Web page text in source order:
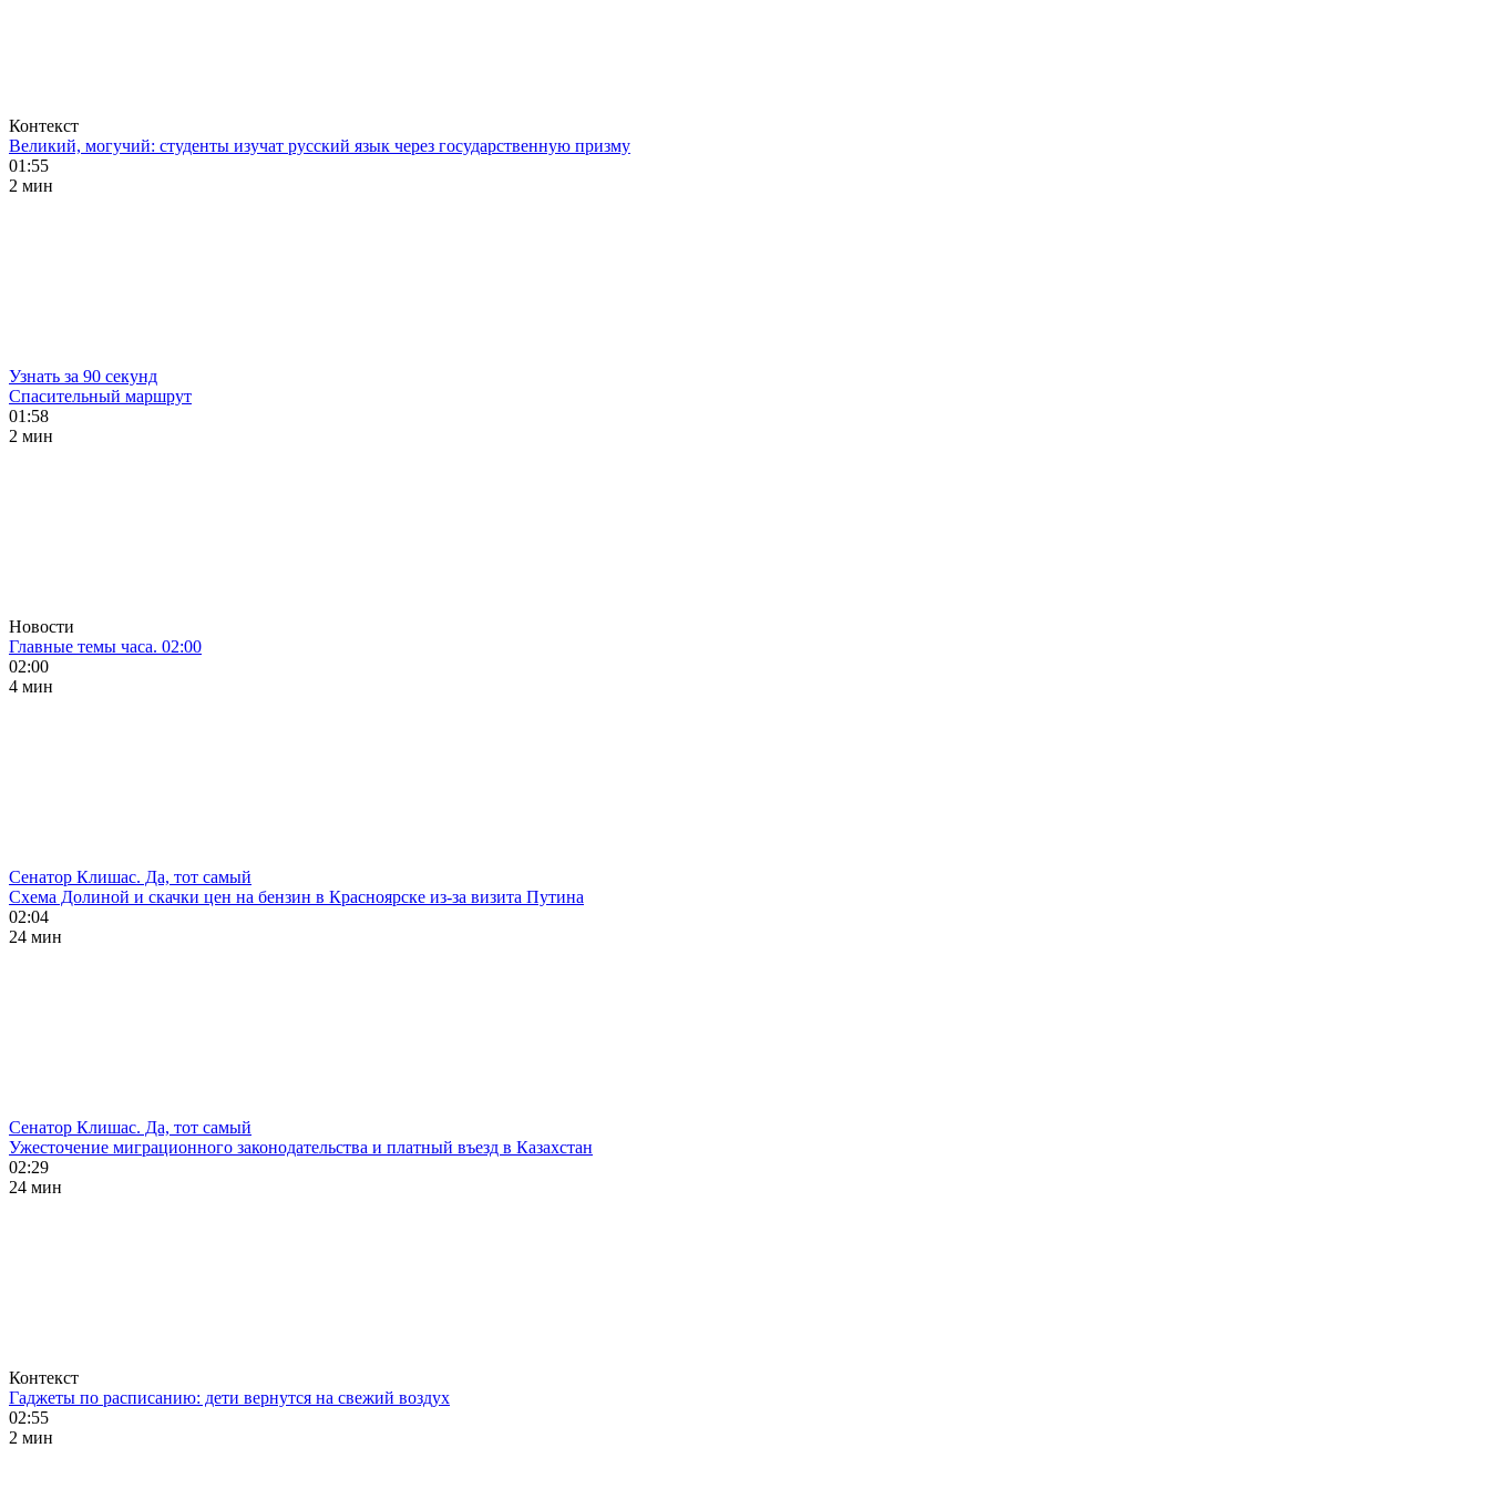
Контекст
Великий, могучий: студенты изучат русский язык через государственную призму
01:55
2 мин
Узнать за 90 секунд
Спасительный маршрут
01:58
2 мин
Новости
Главные темы часа. 02:00
02:00
4 мин
Сенатор Клишас. Да, тот самый
Схема Долиной и скачки цен на бензин в Красноярске из-за визита Путина
02:04
24 мин
Сенатор Клишас. Да, тот самый
Ужесточение миграционного законодательства и платный въезд в Казахстан
02:29
24 мин
Контекст
Гаджеты по расписанию: дети вернутся на свежий воздух
02:55
2 мин